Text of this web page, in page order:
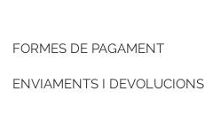
FORMES DE PAGAMENT
ENVIAMENTS I DEVOLUCIONS